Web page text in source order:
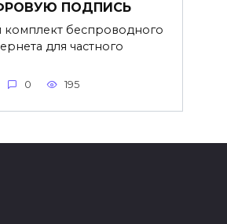
ПОДПИСЬ
беспроводного
для частного
0 195